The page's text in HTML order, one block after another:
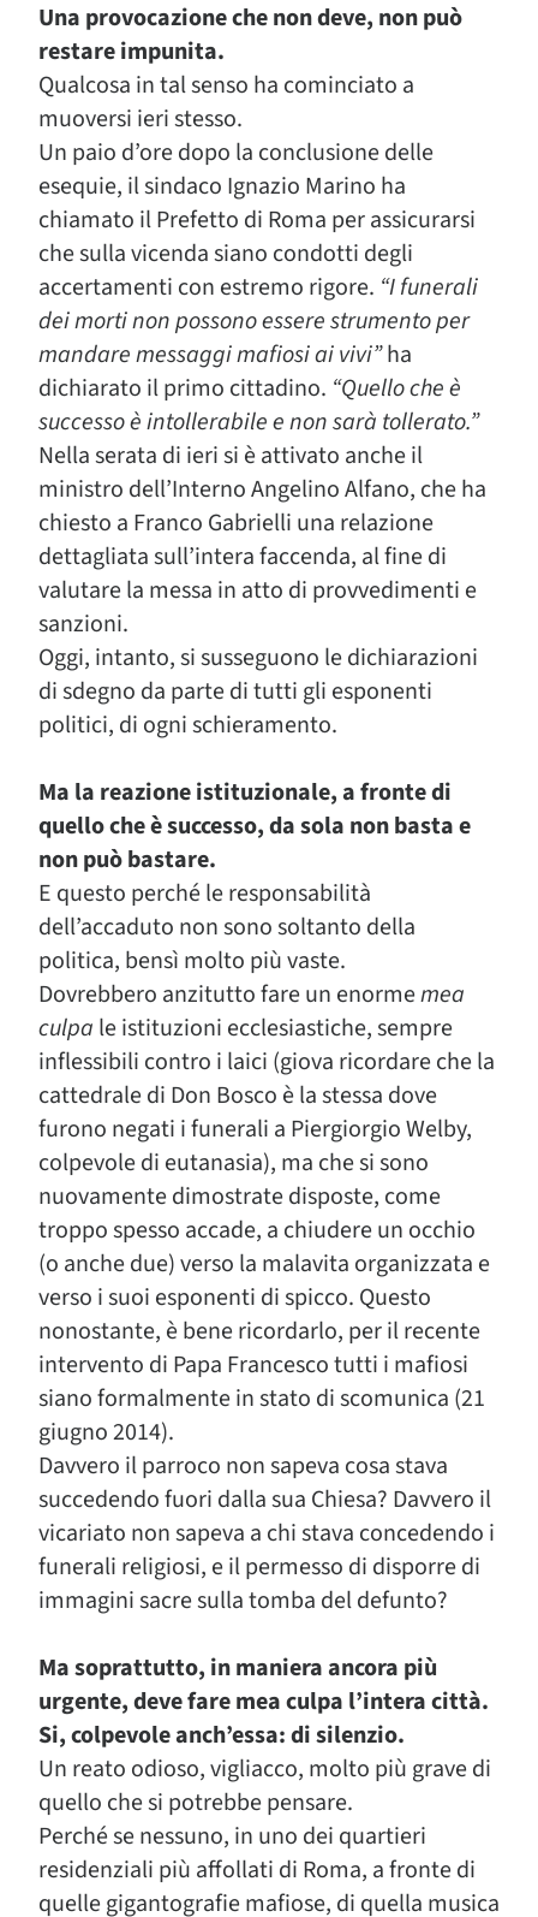
Una provocazione che non deve, non può
restare impunita.
Qualcosa in tal senso ha cominciato a
muoversi ieri stesso.
Un paio d’ore dopo la conclusione delle
esequie, il sindaco Ignazio Marino ha
chiamato il Prefetto di Roma per assicurarsi
che sulla vicenda siano condotti degli
accertamenti con estremo rigore. “I funerali
dei morti non possono essere strumento per
mandare messaggi mafiosi ai vivi”ha
dichiarato il primo cittadino. “Quello che è
successo è intollerabile e non sarà tollerato.”
Nella serata di ieri si è attivato anche il
ministro dell’Interno Angelino Alfano, che ha
chiesto a Franco Gabrielli una relazione
dettagliata sull’intera faccenda, al fine di
valutare la messa in atto di provvedimenti e
sanzioni.
Oggi, intanto, si susseguono le dichiarazioni
di sdegno da parte di tutti gli esponenti
politici, di ogni schieramento.
Ma la reazione istituzionale, a fronte di
quello che è successo, da sola non basta e
non può bastare.
E questo perché le responsabilità
dell’accaduto non sono soltanto della
politica, bensì molto più vaste.
Dovrebbero anzitutto fare un enormemea
culpa le istituzioni ecclesiastiche, sempre
inflessibili contro i laici (giova ricordare che la
cattedrale di Don Bosco è la stessa dove
furono negati i funerali a Piergiorgio Welby,
colpevole di eutanasia), ma che si sono
nuovamente dimostrate disposte, come
troppo spesso accade, a chiudere un occhio
(o anche due) verso la malavita organizzata e
verso i suoi esponenti di spicco. Questo
nonostante, è bene ricordarlo, per il recente
intervento di Papa Francesco tutti i mafiosi
siano formalmente in stato di scomunica (21
giugno 2014).
Davvero il parroco non sapeva cosa stava
succedendo fuori dalla sua Chiesa? Davvero il
vicariato non sapeva a chi stava concedendo i
funerali religiosi, e il permesso di disporre di
immagini sacre sulla tomba del defunto?
Ma soprattutto, in maniera ancora più
urgente, deve fare mea culpa l’intera città.
Si, colpevole anch’essa: di silenzio.
Un reato odioso, vigliacco, molto più grave di
quello che si potrebbe pensare.
Perché se nessuno, in uno dei quartieri
residenziali più affollati di Roma, a fronte di
quelle gigantografie mafiose, di quella musica